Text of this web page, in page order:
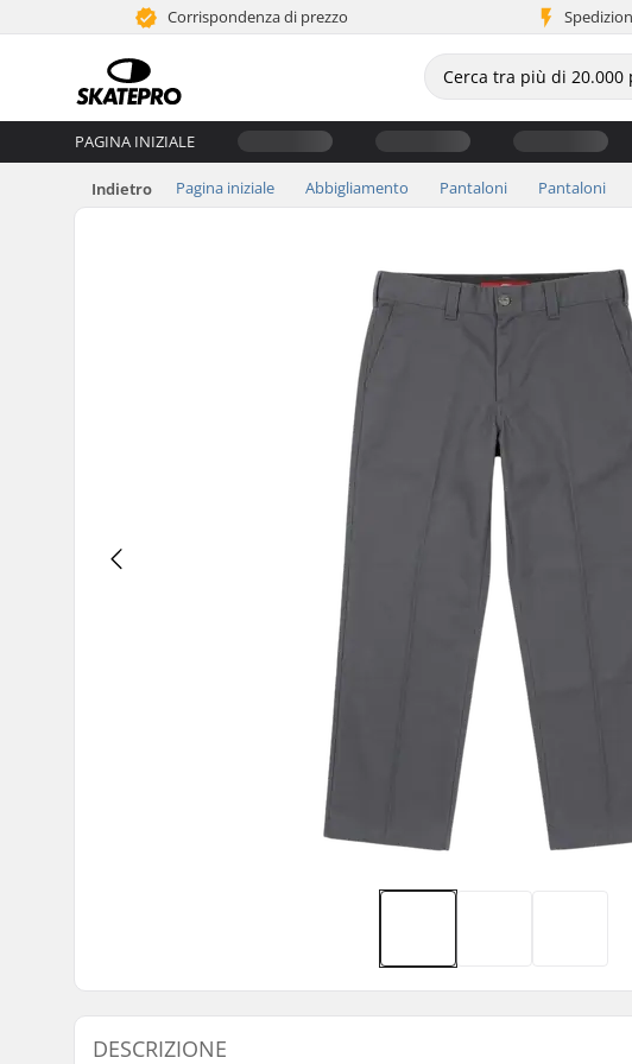
Corrispondenza di prezzo
PAGINA INIZIALE
Indietro Pagina iniziale Abbigliamento Pantaloni Pantaloni
DESCRIZIONE